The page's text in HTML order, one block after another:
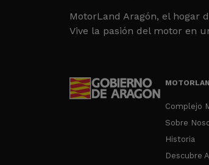
MotorLand Aragón, el hogar
Vive la pasión del motor en
Complejo
Sobre
Historia
Descubre